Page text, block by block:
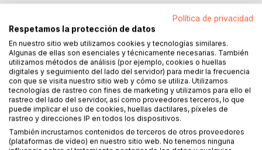
DESCRIPCIÓN
Te invito a sumergirte en un mundo siniestro y oscuro, un
lugar donde podrás encontrar los más impactantes relatos
de terror. Visitarás recónditas gasolineras, casas aisladas,
solitarias estaciones y carreteras perdidas. Te llevaré de la
mano a través de terroríficas noches sin fin. Nunca has
leído nada igual.
Política de privacidad
Respetamos la protección de datos
En nuestro sitio web utilizamos cookies y tecnologías similares.
Algunas de ellas son esenciales y técnicamente necesarias. También
utilizamos métodos de análisis (por ejemplo, cookies o huellas
digitales y seguimiento del lado del servidor) para medir la frecuencia
con que se visita nuestro sitio web y cómo se utiliza. Utilizamos
tecnologías de rastreo con fines de marketing y utilizamos para ello el
rastreo del lado del servidor, así como proveedores terceros, lo que
puede implicar el uso de cookies, huellas dactilares, píxeles de
rastreo y direcciones IP en todos los dispositivos.
También incrustamos contenidos de terceros de otros proveedores
(plataformas de vídeo) en nuestro sitio web. No tenemos ninguna